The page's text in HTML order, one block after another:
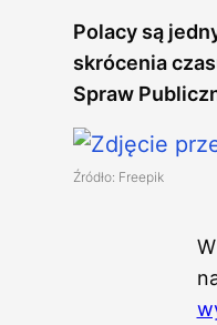
Polacy są
skrócenia
Spraw
Źródło: Freepik